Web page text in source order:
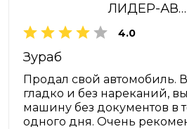
ЛИДЕР-АВТО
4.0
Зураб
Продал свой автомобиль.
гладко и без нареканий,
машину без документов в
одного дня. Очень